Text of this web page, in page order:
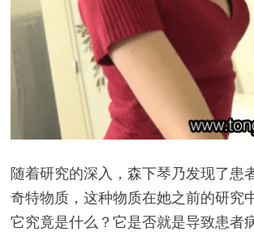
随着研究的深入，森下琴乃发现了患
奇特物质，这种物质在她之前的研究
它究竟是什么？它是否就是导致患者